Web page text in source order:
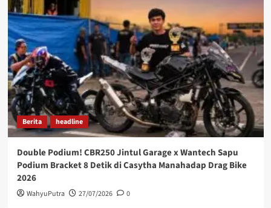
Berita headline
Double Podium! CBR250 Jintul Garage x Wantech Sapu
Podium Bracket 8 Detik di Casytha Manahadap Drag Bike
2026
WahyuPutra 27/07/2026 0